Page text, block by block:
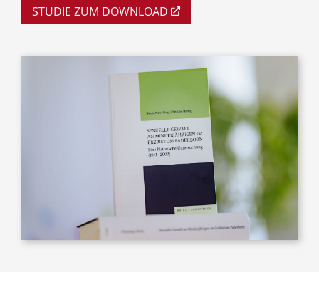
STUDIE ZUM DOWNLOAD